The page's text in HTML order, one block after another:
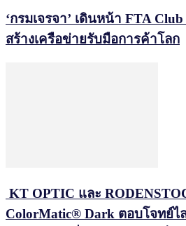
‘กรมเจรจา’ เดินหน้า FTA
สร้างเครือข่ายรับมือการค้าโลก
KT OPTIC และ
ColorMatic® Dark ตอบโจทย์